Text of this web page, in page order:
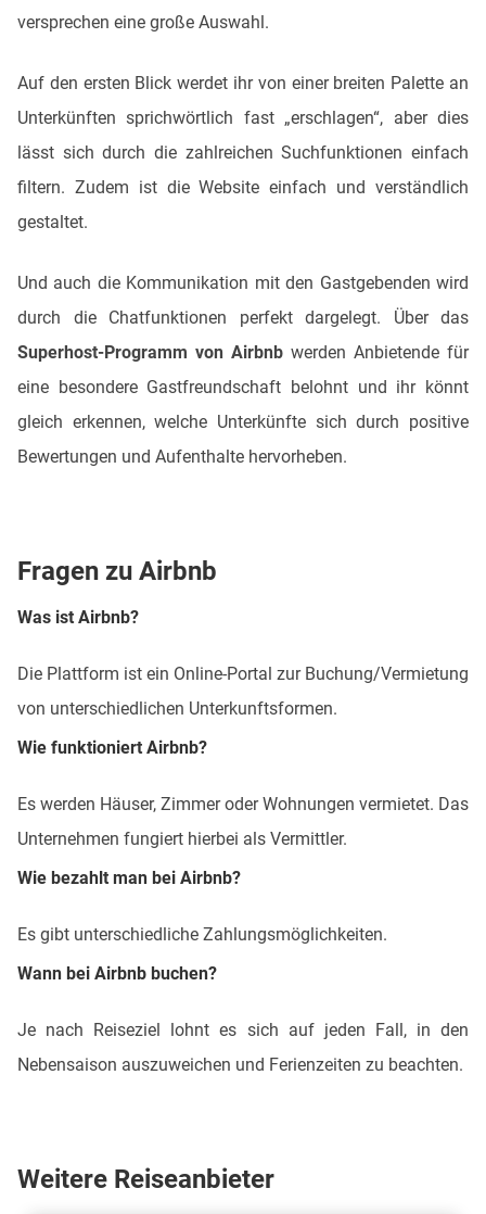
versprechen eine große Auswahl.
Auf den ersten Blick werdet ihr von einer breiten Palette an
Unterkünften sprichwörtlich fast „erschlagen“, aber dies
lässt sich durch die zahlreichen Suchfunktionen einfach
filtern. Zudem ist die Website einfach und verständlich
gestaltet.
Und auch die Kommunikation mit den Gastgebenden wird
durch die Chatfunktionen perfekt dargelegt. Über das
Superhost-Programm von Airbnb werden Anbietende für
eine besondere Gastfreundschaft belohnt und ihr könnt
gleich erkennen, welche Unterkünfte sich durch positive
Bewertungen und Aufenthalte hervorheben.
Fragen zu Airbnb
Was ist Airbnb?
Die Plattform ist ein Online-Portal zur Buchung/Vermietung
von unterschiedlichen Unterkunftsformen.
Wie funktioniert Airbnb?
Es werden Häuser, Zimmer oder Wohnungen vermietet. Das
Unternehmen fungiert hierbei als Vermittler.
Wie bezahlt man bei Airbnb?
Es gibt unterschiedliche Zahlungsmöglichkeiten.
Wann bei Airbnb buchen?
Je nach Reiseziel lohnt es sich auf jeden Fall, in den
Nebensaison auszuweichen und Ferienzeiten zu beachten.
Weitere Reiseanbieter